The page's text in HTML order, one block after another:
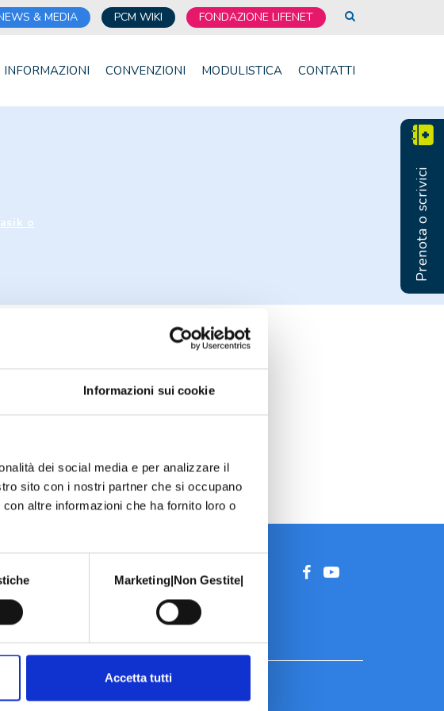
Informazioni sui cookie
dei social media e per analizzare il
sito con i nostri partner che si occupano
altre informazioni che ha fornito loro o
Marketing|Non Gestite|
Accetta tutti
& MEDIA PCM WIKI FONDAZIONE LIFENET
INFORMAZIONI CONVENZIONI MODULISTICA CONTATTI
o
e Logopedia
Ortottica
Otorinolaringoiatria
Prenota o scrivici